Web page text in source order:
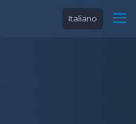
Italiano